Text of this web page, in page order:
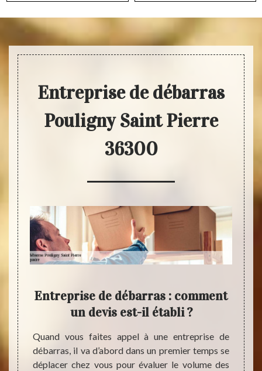
Entreprise de débarras
Pouligny Saint Pierre
36300
de
le
Entreprise de débarras : comment
un devis est-il établi ?
Quand vous faites appel à une entreprise de
débarras, il va d’abord dans un premier temps se
déplacer chez vous pour évaluer le volume des